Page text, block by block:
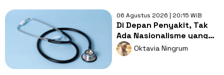
06 Agustus 2026 | 20:15 WIB
Di Depan Penyakit, Tak
Ada Nasionalisme yang
Lebih Penting dari
Kesembuhan
Oktavia Ningrum